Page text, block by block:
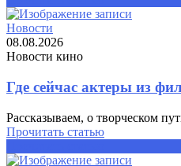
Новости
08.08.2026
Новости кино
Где сейчас актеры из
Рассказываем, о творческом
Прочитать статью